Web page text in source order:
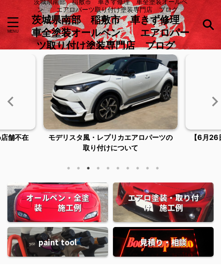
ン エアロパーツ取り付け塗装専門店 ブログ
茨城県南部 稲敷市 車きず修理
車全塗装オールペン エアロパー
ツ取り付け塗装専門店 ブログ
ーツの
【6月26日臨時休業およびご来店につい
てのお知らせ】
稲敷市
オールペン・全塗
装 施工例
エアロ塗装・取り付
け 施工例
paint tool 見積り・相談